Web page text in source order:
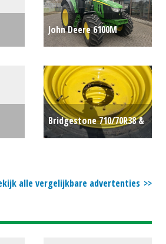
€0
John Deere 6100M
€92500
Bridgestone 710/70R38 &
alle vergelijkbare advertenties